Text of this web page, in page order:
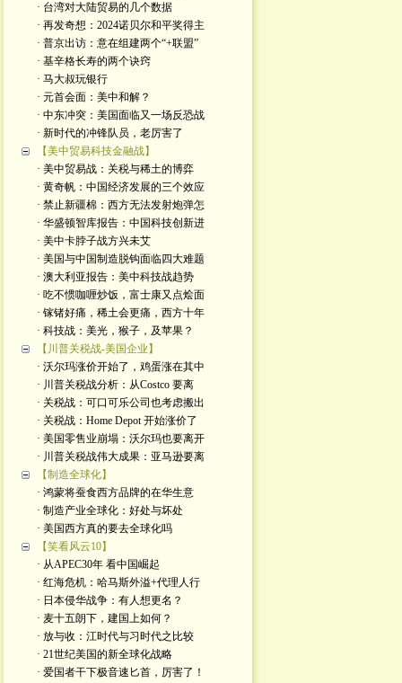
· 台湾对大陆贸易的几个数据
· 再发奇想：2024诺贝尔和平奖得主
· 普京出访：意在组建两个“+联盟”
· 基辛格长寿的两个诀窍
· 马大叔玩银行
· 元首会面：美中和解？
· 中东冲突：美国面临又一场反恐战
· 新时代的冲锋队员，老厉害了
【美中贸易科技金融战】
· 美中贸易战：关税与稀土的博弈
· 黄奇帆：中国经济发展的三个效应
· 禁止新疆棉：西方无法发射炮弹怎
· 华盛顿智库报告：中国科技创新进
· 美中卡脖子战方兴未艾
· 美国与中国制造脱钩面临四大难题
· 澳大利亚报告：美中科技战趋势
· 吃不惯咖喱炒饭，富士康又点烩面
· 镓锗好痛，稀土会更痛，西方十年
· 科技战：美光，猴子，及苹果？
【川普关税战-美国企业】
· 沃尔玛涨价开始了，鸡蛋涨在其中
· 川普关税战分析：从Costco 要离
· 关税战：可口可乐公司也考虑搬出
· 关税战：Home Depot 开始涨价了
· 美国零售业崩塌：沃尔玛也要离开
· 川普关税战伟大成果：亚马逊要离
【制造全球化】
· 鸿蒙将蚕食西方品牌的在华生意
· 制造产业全球化：好处与坏处
· 美国西方真的要去全球化吗
【笑看风云10】
· 从APEC30年 看中国崛起
· 红海危机：哈马斯外溢+代理人行
· 日本侵华战争：有人想更名？
· 麦十五朗下，建国上如何？
· 放与收：江时代与习时代之比较
· 21世纪美国的新全球化战略
· 爱国者干下极音速匕首，厉害了！